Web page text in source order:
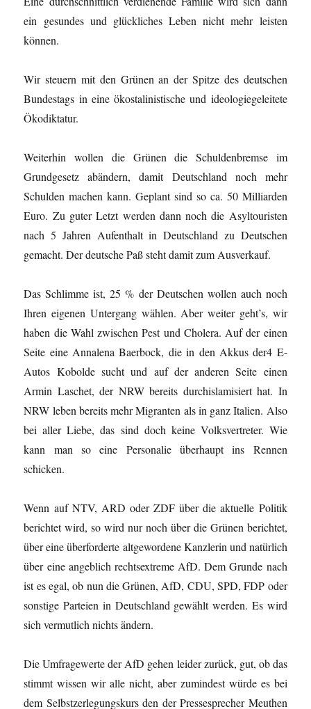
ein gesundes und glückliches Leben nicht mehr leisten
können.
Wir steuern mit den Grünen an der Spitze des deutschen
Bundestags in eine ökostalinistische und ideologiegeleitete
Ökodiktatur.
Weiterhin wollen die Grünen die Schuldenbremse im
Grundgesetz abändern, damit Deutschland noch mehr
Schulden machen kann. Geplant sind so ca. 50 Milliarden
Euro. Zu guter Letzt werden dann noch die Asyltouristen
nach 5 Jahren Aufenthalt in Deutschland zu Deutschen
gemacht. Der deutsche Paß steht damit zum Ausverkauf.
Das Schlimme ist, 25 % der Deutschen wollen auch noch
Ihren eigenen Untergang wählen. Aber weiter geht’s, wir
haben die Wahl zwischen Pest und Cholera. Auf der einen
Seite eine Annalena Baerbock, die in den Akkus der4 E-
Autos Kobolde sucht und auf der anderen Seite einen
Armin Laschet, der NRW bereits durchislamisiert hat. In
NRW leben bereits mehr Migranten als in ganz Italien. Also
bei aller Liebe, das sind doch keine Volksvertreter. Wie
kann man so eine Personalie überhaupt ins Rennen
schicken.
Wenn auf NTV, ARD oder ZDF über die aktuelle Politik
berichtet wird, so wird nur noch über die Grünen berichtet,
über eine überforderte altgewordene Kanzlerin und natürlich
über eine angeblich rechtsextreme AfD. Dem Grunde nach
ist es egal, ob nun die Grünen, AfD, CDU, SPD, FDP oder
sonstige Parteien in Deutschland gewählt werden. Es wird
sich vermutlich nichts ändern.
Die Umfragewerte der AfD gehen leider zurück, gut, ob das
stimmt wissen wir alle nicht, aber zumindest würde es bei
dem Selbstzerlegungskurs den der Pressesprecher Meuthen